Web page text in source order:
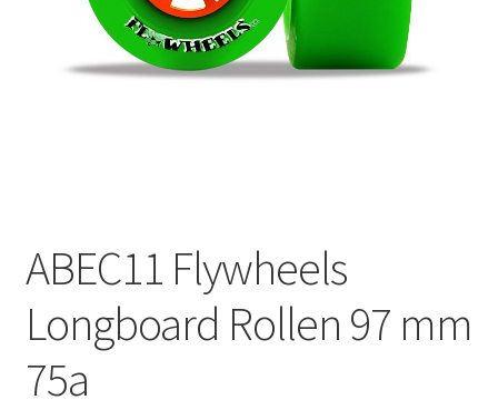
ABEC11 Flywheels
Longboard Rollen 97 mm
75a